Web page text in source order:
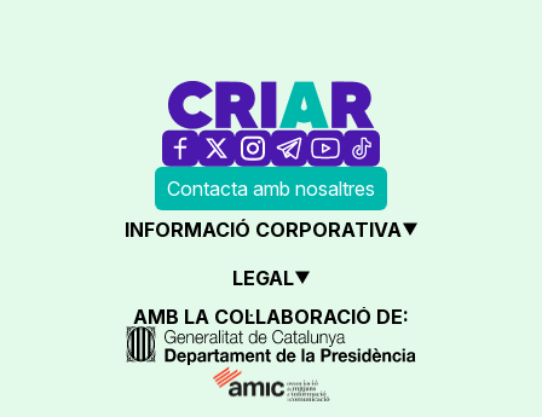
Contacta amb nosaltres
INFORMACIÓ CORPORATIVA
LEGAL
AMB LA COL·LABORACIÓ DE: